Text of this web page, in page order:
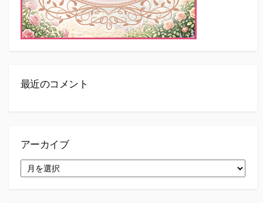
最近のコメント
アーカイブ
ー